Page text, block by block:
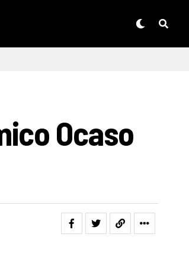
Ocaso